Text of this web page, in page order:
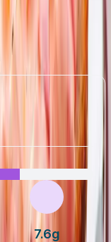
7.6g